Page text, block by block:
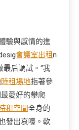
驗與感情的進
會議室出租n
最后調試。“我
時租場地指著參
愛好的攀爬
時租空間全身的
發出哀嚎。軟